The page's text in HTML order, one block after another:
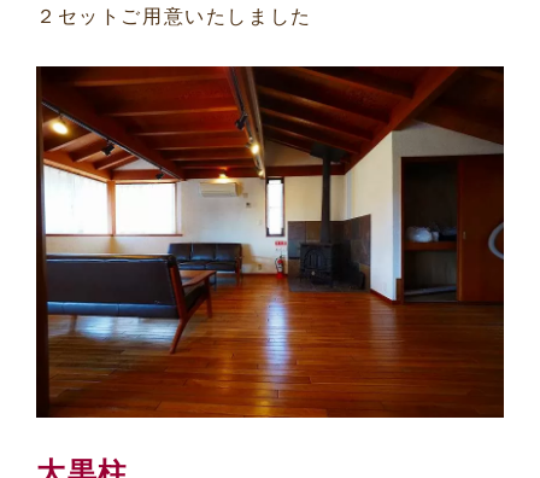
２セットご用意いたしました